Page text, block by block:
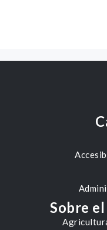
Sobre